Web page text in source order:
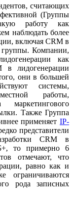
считающих
(Группы
работу как
наблюдать более
включая CRM в
группы. Компании,
как
в лидогенерации
они в большей
системы,
работы,
маркетингового
Также Группа
применяет IP-
представители
CRM в
то примерно 6
отмечают, что
равно как и
ограничиваются
рода записных